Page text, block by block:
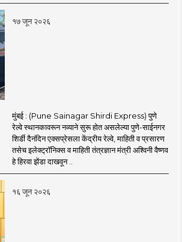
१७ जून २०२६
मुंबई : (Pune Sainagar Shirdi Express) पुणे
रेल्वे स्थानकावरून नव्याने सुरू होत असलेल्या पुणे-साईनगर
शिर्डी दैनंदिन एक्सप्रेसला केंद्रीय रेल्वे, माहिती व प्रसारण
तसेच इलेक्ट्रॉनिक्स व माहिती तंत्रज्ञान मंत्री अश्विनी वैष्णव
हे हिरवा झेंडा दाखवून ..
१६ जून २०२६